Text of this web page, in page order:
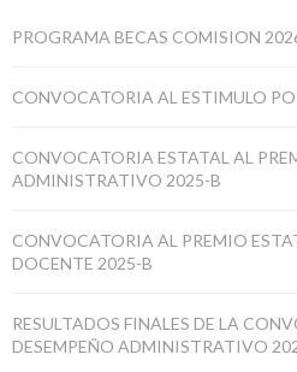
PROGRAMA BECAS COMISION
CONVOCATORIA AL ESTIMULO
CONVOCATORIA ESTATAL AL
ADMINISTRATIVO 2025-B
CONVOCATORIA AL PREMIO
DOCENTE 2025-B
RESULTADOS FINALES DE LA
DESEMPEÑO ADMINISTRATIVO